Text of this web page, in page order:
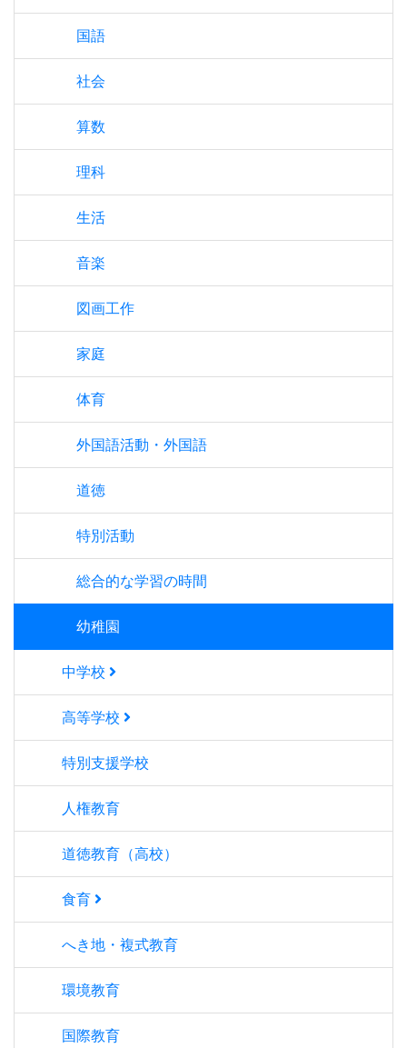
国語
社会
算数
理科
生活
音楽
図画工作
家庭
体育
外国語活動・外国語
道徳
特別活動
総合的な学習の時間
幼稚園
中学校
高等学校
特別支援学校
人権教育
道徳教育（高校）
食育
へき地・複式教育
環境教育
国際教育